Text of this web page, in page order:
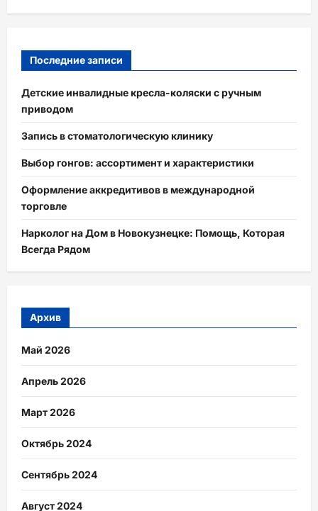
Последние записи
Детские инвалидные кресла-коляски с ручным
приводом
Запись в стоматологическую клинику
Выбор гонгов: ассортимент и характеристики
Оформление аккредитивов в международной
торговле
Нарколог на Дом в Новокузнецке: Помощь, Которая
Всегда Рядом
Архив
Май 2026
Апрель 2026
Март 2026
Октябрь 2024
Сентябрь 2024
Август 2024